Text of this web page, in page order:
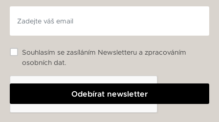
Odebírat newsletter
Souhlasím se zasíláním Newsletteru a zpracováním
osobních dat.